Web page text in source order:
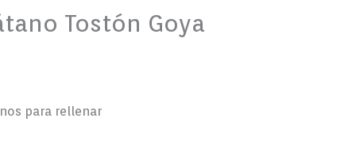
Tostón Goya
para rellenar